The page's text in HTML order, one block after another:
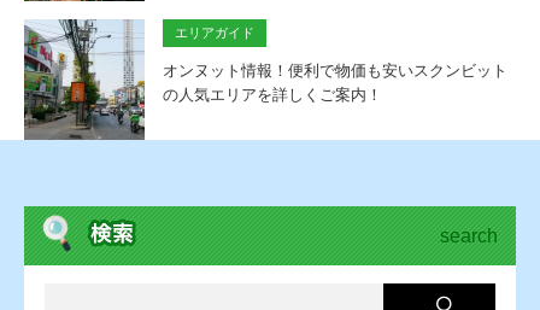
エリアガイド
オンヌット情報！便利で物価も安いスクンビット
の人気エリアを詳しくご案内！
search